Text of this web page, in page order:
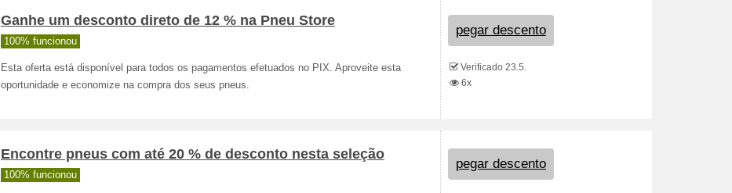
Ganhe um desconto direto de 12 % na Pneu Store
100% funcionou
Esta oferta está disponível para todos os pagamentos efetuados no PIX. Aproveite esta
oportunidade e economize na compra dos seus pneus.
pegar descento
Verificado 23.5.
6x
Encontre pneus com até 20 % de desconto nesta seleção
100% funcionou
pegar descento